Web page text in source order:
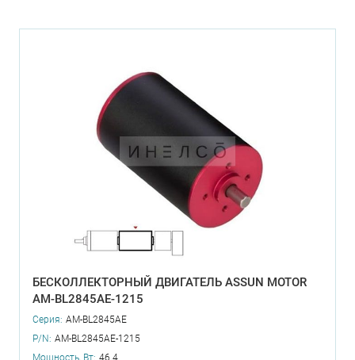
БЕСКОЛЛЕКТОРНЫЙ ДВИГАТЕЛЬ ASSUN MOTOR
AM-BL2845AE-1215
Серия: AM-BL2845AE
P/N: AM-BL2845AE-1215
Мощность, Вт: 46.4